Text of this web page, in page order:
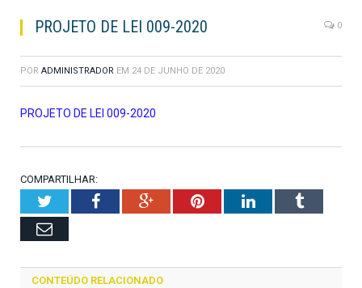
PROJETO DE LEI 009-2020 0
POR ADMINISTRADOR EM 24 DE JUNHO DE 2020
PROJETO DE LEI 009-2020
COMPARTILHAR:
TwitterFacebookGoogle+PinterestLinkedInTumblr
Email
CONTEÚDO RELACIONADO